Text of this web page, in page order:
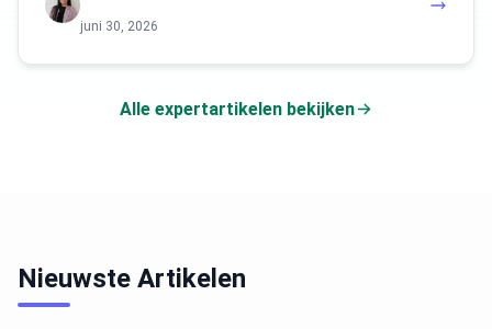
juni 30, 2026
Alle expertartikelen bekijken
Nieuwste Artikelen